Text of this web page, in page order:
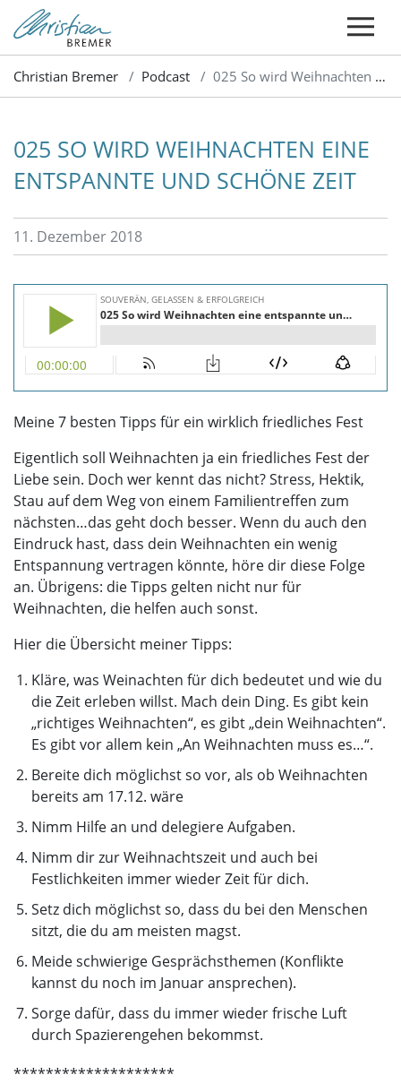
Christian Bremer Podcast 025 So wird Weihnachten eine entspannte und schöne Zeit
025 SO WIRD WEIHNACHTEN EINE
ENTSPANNTE UND SCHÖNE ZEIT
11. Dezember 2018
Meine 7 besten Tipps für ein wirklich friedliches Fest
Eigentlich soll Weihnachten ja ein friedliches Fest der
Liebe sein. Doch wer kennt das nicht? Stress, Hektik,
Stau auf dem Weg von einem Familientreffen zum
nächsten…das geht doch besser. Wenn du auch den
Eindruck hast, dass dein Weihnachten ein wenig
Entspannung vertragen könnte, höre dir diese Folge
an. Übrigens: die Tipps gelten nicht nur für
Weihnachten, die helfen auch sonst.
Hier die Übersicht meiner Tipps:
Kläre, was Weinachten für dich bedeutet und wie du
die Zeit erleben willst. Mach dein Ding. Es gibt kein
„richtiges Weihnachten“, es gibt „dein Weihnachten“.
Es gibt vor allem kein „An Weihnachten muss es…“.
Bereite dich möglichst so vor, als ob Weihnachten
bereits am 17.12. wäre
Nimm Hilfe an und delegiere Aufgaben.
Nimm dir zur Weihnachtszeit und auch bei
Festlichkeiten immer wieder Zeit für dich.
Setz dich möglichst so, dass du bei den Menschen
sitzt, die du am meisten magst.
Meide schwierige Gesprächsthemen (Konflikte
kannst du noch im Januar ansprechen).
Sorge dafür, dass du immer wieder frische Luft
durch Spazierengehen bekommst.
********************